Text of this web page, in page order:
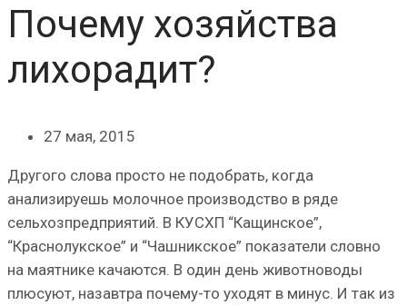
Почему хозяйства
лихорадит?
27 мая, 2015
Другого слова просто не подобрать, когда
анализируешь молочное производство в ряде
сельхозпредприятий. В КУСХП “Кащинское”,
“Краснолукское” и “Чашникское” показатели словно
на маятнике качаются. В один день животноводы
плюсуют, назавтра почему-то уходят в минус. И так из